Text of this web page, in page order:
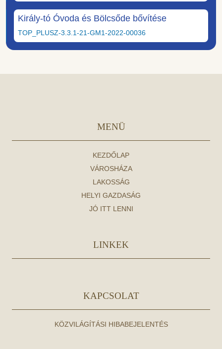
Király-tó Óvoda és Bölcsőde bővítése
TOP_PLUSZ-3.3.1-21-GM1-2022-00036
MENÜ
KEZDŐLAP
VÁROSHÁZA
LAKOSSÁG
HELYI GAZDASÁG
JÓ ITT LENNI
LINKEK
KAPCSOLAT
KÖZVILÁGÍTÁSI HIBABEJELENTÉS